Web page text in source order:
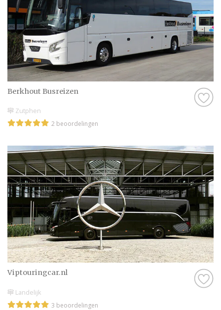
onvergetelijke dag te bezorgen.
Wij wensen jullie veel plezier met het
plannen van deze bijzondere dag. Maak er
een geweldige tijd van en geniet van elk
moment!
Berkhout Busreizen
Zutphen
2 beoordelingen
Viptouringcar.nl
Landelijk
3 beoordelingen